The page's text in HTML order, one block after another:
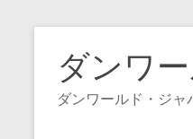
ダンワ
ダンワールド・ジ